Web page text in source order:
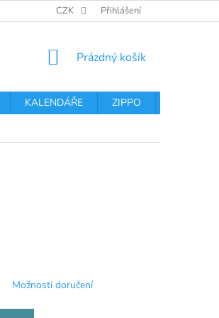
PODMÍNKY OCHRANY OSOBNÍCH
CZK Přihlášení
NÁKUPNÍ
Prázdný košík
KALENDÁŘE ZIPPO
Možnosti doručení